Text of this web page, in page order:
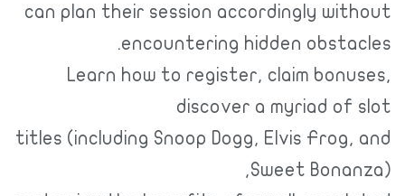
can plan their session accordingly without
encountering hidden obstacles.
Learn how to register, claim bonuses,
discover a myriad of slot
titles (including Snoop Dogg, Elvis Frog, and
Sweet Bonanza),